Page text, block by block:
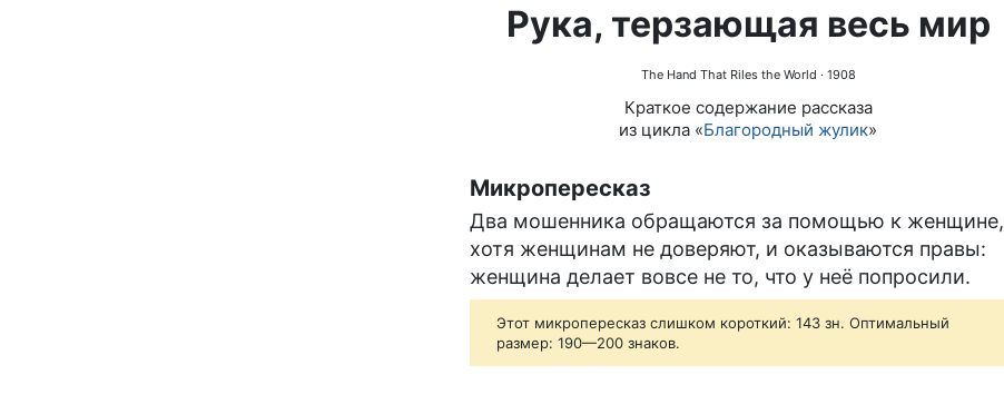
Рука, терзающая весь мир
The Hand That Riles the World · 1908
Краткое содержание рассказа
из цикла «Благородный жулик»
Микропересказ
Два мошенника обращаются за помощью к женщине,
хотя женщинам не доверяют, и оказываются правы:
женщина делает вовсе не то, что у неё попросили.
Этот микропересказ слишком короткий: 143 зн. Оптимальный
размер: 190—200 знаков.